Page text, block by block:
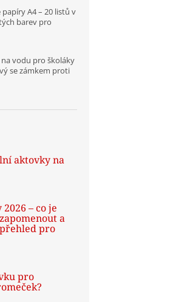
papíry A4 – 20 listů v
barev pro
na vodu pro školáky
se zámkem proti
aktovky na
– co je
a
pro
pro